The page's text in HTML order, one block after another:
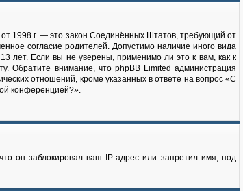
от 1998 г. — это закон Соединённых Штатов, требующий от
согласие родителей. Допустимо наличие иного вида
лет. Если вы не уверены, применимо ли это к вам, как к
Обратите внимание, что phpBB Limited администрация
отношений, кроме указанных в ответе на вопрос «С
конференцией?».
он заблокировал ваш IP-адрес или запретил имя, под